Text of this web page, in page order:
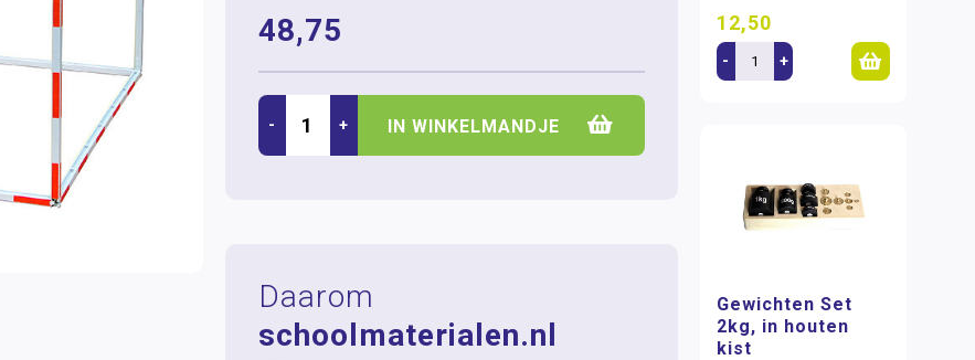
48,75
- + IN WINKELMANDJE
Daarom
schoolmaterialen.nl
12,50
- +
Gewichten Set
2kg, in houten
kist